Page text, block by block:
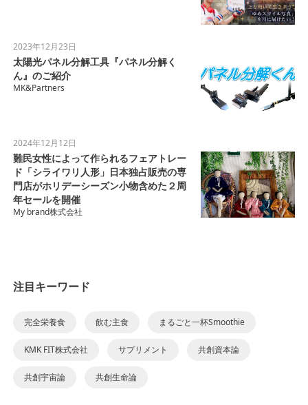
2023年12月23日
太陽光パネル分解工具『パネル分解く
ん』のご紹介
MK&Partners
2024年12月12日
難民女性によって作られるフェアトレー
ド「シライワリ人形」日本独占販売の専
門店がホリデーシーズン小物含めた２周
年セールを開催
My brand株式会社
注目キーワード
完全栄養食 飲む主食 まるごと一杯Smoothie
KMK FIT株式会社 サプリメント 共創資本論
共創宇宙論 共創生命論